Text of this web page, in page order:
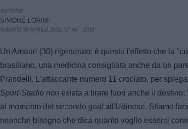
AUTORE
SIMONE LORINI
SABATO 30 APRILE 2011, 17:44 2011
Un Amauri (30) rigenerato: è questo l'effetto che la
brasiliano, una medicina consigliata anche da un
Prandelli. L'attaccante numero 11 crociato, per
Sport-Stadio non esista a tirare fuori anche il
al momento del secondo goal all'Udinese. Stiamo
neanche bisogno che dica quanto voglio esserci